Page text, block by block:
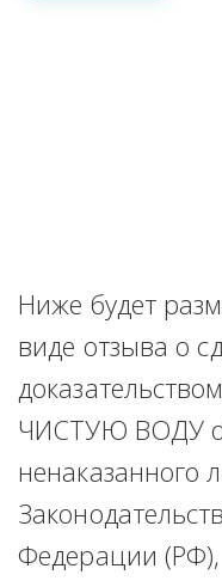
Ниже будет
виде отзыва о
ЧИСТУЮ ВОДУ
ненаказанного
Федерации (РФ),